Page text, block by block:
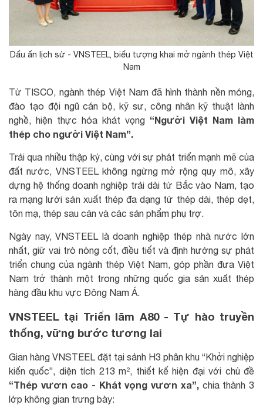
Dấu ấn lịch sử - VNSTEEL, biểu tượng khai mở ngành thép Việt
Nam
Từ TISCO, ngành thép Việt Nam đã hình thành nền móng,
đào tạo đội ngũ cán bộ, kỹ sư, công nhân kỹ thuật lành
nghề, hiện thực hóa khát vọng “Người Việt Nam làm
thép cho người Việt Nam”.
Trải qua nhiều thập kỷ, cùng với sự phát triển mạnh mẽ của
đất nước, VNSTEEL không ngừng mở rộng quy mô, xây
dựng hệ thống doanh nghiệp trải dài từ Bắc vào Nam, tạo
ra mạng lưới sản xuất thép đa dạng từ thép dài, thép dẹt,
tôn mạ, thép sau cán và các sản phẩm phụ trợ.
Ngày nay, VNSTEEL là doanh nghiệp thép nhà nước lớn
nhất, giữ vai trò nòng cốt, điều tiết và định hướng sự phát
triển chung của ngành thép Việt Nam, góp phần đưa Việt
Nam trở thành một trong những quốc gia sản xuất thép
hàng đầu khu vực Đông Nam Á.
VNSTEEL tại Triển lãm A80 - Tự hào truyền
thống, vững bước tương lai
Gian hàng VNSTEEL đặt tại sảnh H3 phân khu “Khởi nghiệp
kiến quốc”, diện tích 213 m², thiết kế hiện đại với chủ đề
“Thép vươn cao - Khát vọng vươn xa”,chia thành 3
lớp không gian trưng bày: